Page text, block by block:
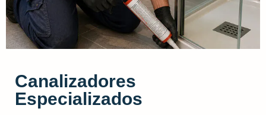
Canalizadores
Especializados